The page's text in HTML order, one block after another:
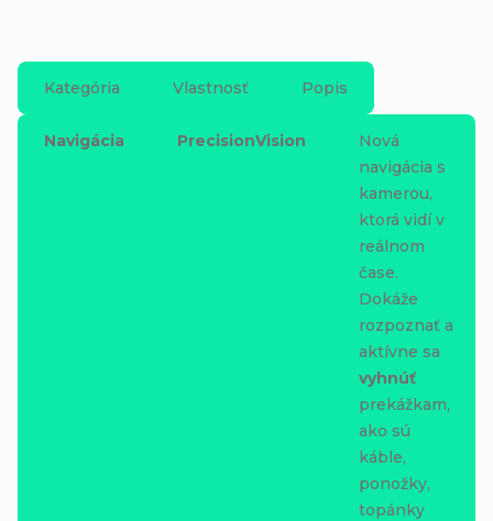
Kategória Vlastnosť Popis
Navigácia PrecisionVision
Nová
navigácia s
kamerou,
ktorá vidí v
reálnom
čase.
Dokáže
rozpoznať a
aktívne sa
vyhnúť
prekážkam,
ako sú
káble,
ponožky,
topánky